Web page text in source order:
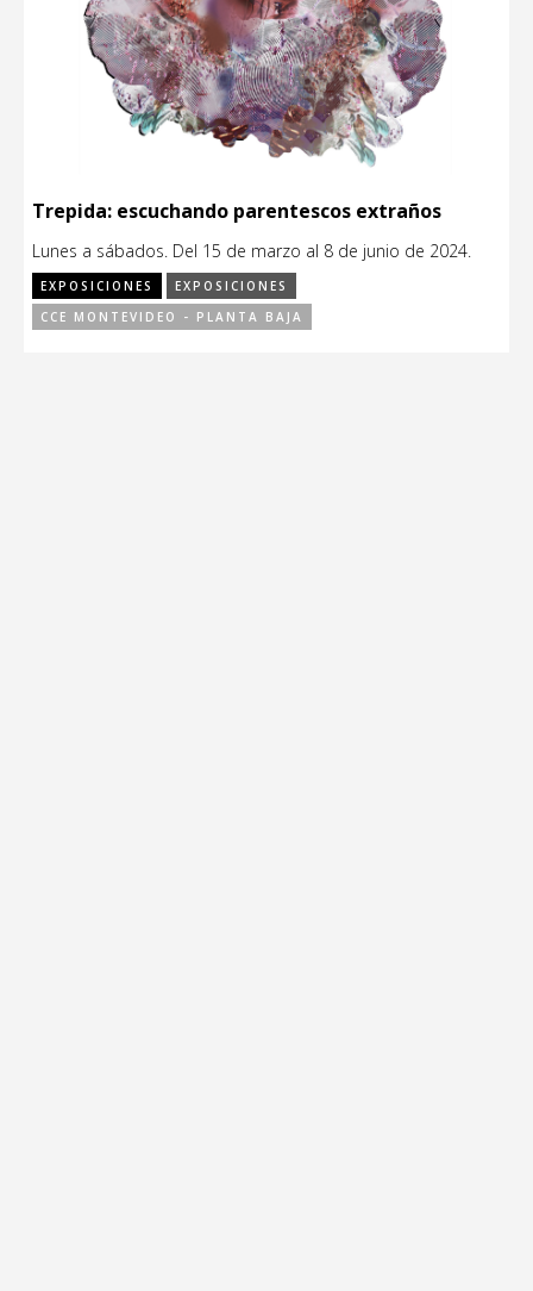
Trepida: escuchando parentescos extraños
Lunes a sábados. Del 15 de marzo al 8 de junio de 2024.
EXPOSICIONES
EXPOSICIONES
CCE MONTEVIDEO - PLANTA BAJA